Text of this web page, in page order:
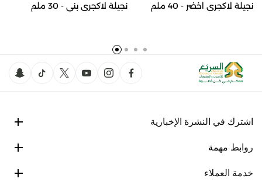
نجيلة لاكجري بني - 30 ملم نجيلة لاكجري اخضر - 40 ملم
اشترك في النشرة الإخبارية
روابط مهمة
خدمة العملاء